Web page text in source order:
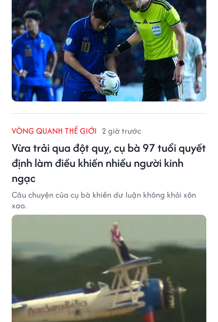
VÒNG QUANH THẾ GIỚI 2 giờ trước
Vừa trải qua đột quỵ, cụ bà 97 tuổi quyết
định làm điều khiến nhiều người kinh
ngạc
Câu chuyện của cụ bà khiến dư luận không khỏi xôn
xao.